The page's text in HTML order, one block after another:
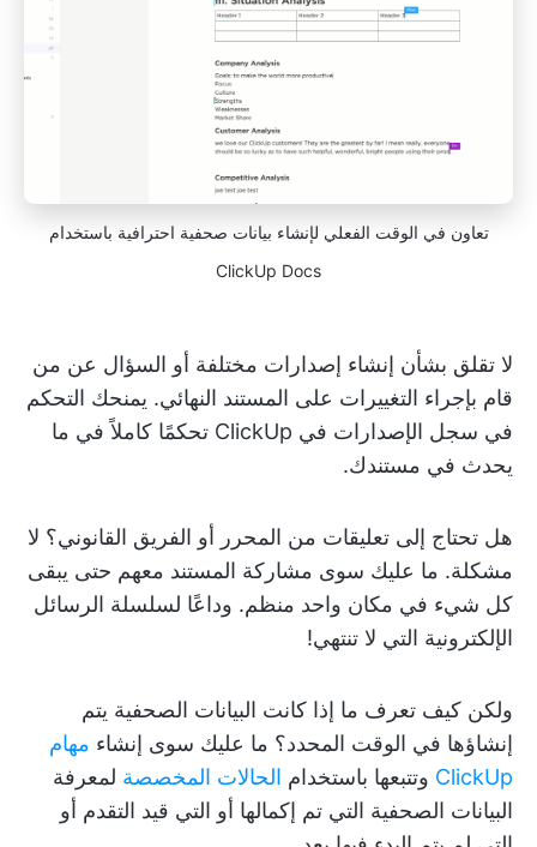
تعاون في الوقت الفعلي لإنشاء بيانات صحفية احترافية باستخدام
ClickUp Docs
لا تقلق بشأن إنشاء إصدارات مختلفة أو السؤال عن من
قام بإجراء التغييرات على المستند النهائي. يمنحك التحكم
في سجل الإصدارات في ClickUp تحكمًا كاملاً في ما
يحدث في مستندك.
هل تحتاج إلى تعليقات من المحرر أو الفريق القانوني؟ لا
مشكلة. ما عليك سوى مشاركة المستند معهم حتى يبقى
كل شيء في مكان واحد منظم. وداعًا لسلسلة الرسائل
الإلكترونية التي لا تنتهي!
ولكن كيف تعرف ما إذا كانت البيانات الصحفية يتم
إنشاؤها في الوقت المحدد؟ ما عليك سوى إنشاء مهام
ClickUp وتتبعها باستخدام الحالات المخصصة لمعرفة
البيانات الصحفية التي تم إكمالها أو التي قيد التقدم أو